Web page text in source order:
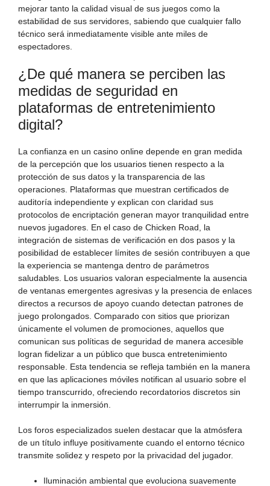
mejorar tanto la calidad visual de sus juegos como la
estabilidad de sus servidores, sabiendo que cualquier fallo
técnico será inmediatamente visible ante miles de
espectadores.
¿De qué manera se perciben las
medidas de seguridad en
plataformas de entretenimiento
digital?
La confianza en un casino online depende en gran medida
de la percepción que los usuarios tienen respecto a la
protección de sus datos y la transparencia de las
operaciones. Plataformas que muestran certificados de
auditoría independiente y explican con claridad sus
protocolos de encriptación generan mayor tranquilidad entre
nuevos jugadores. En el caso de Chicken Road, la
integración de sistemas de verificación en dos pasos y la
posibilidad de establecer límites de sesión contribuyen a que
la experiencia se mantenga dentro de parámetros
saludables. Los usuarios valoran especialmente la ausencia
de ventanas emergentes agresivas y la presencia de enlaces
directos a recursos de apoyo cuando detectan patrones de
juego prolongados. Comparado con sitios que priorizan
únicamente el volumen de promociones, aquellos que
comunican sus políticas de seguridad de manera accesible
logran fidelizar a un público que busca entretenimiento
responsable. Esta tendencia se refleja también en la manera
en que las aplicaciones móviles notifican al usuario sobre el
tiempo transcurrido, ofreciendo recordatorios discretos sin
interrumpir la inmersión.
Los foros especializados suelen destacar que la atmósfera
de un título influye positivamente cuando el entorno técnico
transmite solidez y respeto por la privacidad del jugador.
Iluminación ambiental que evoluciona suavemente